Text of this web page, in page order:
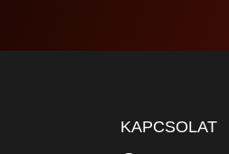
KAPCSOLAT